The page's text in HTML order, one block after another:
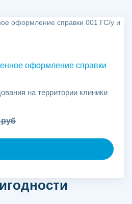
оформление справки
на территории клиники
руб